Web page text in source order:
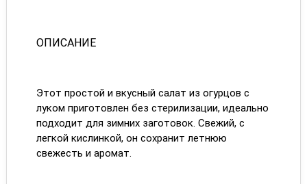
ОПИСАНИЕ
Этот простой и вкусный салат из огурцов с
луком приготовлен без стерилизации, идеально
подходит для зимних заготовок. Свежий, с
легкой кислинкой, он сохранит летнюю
свежесть и аромат.